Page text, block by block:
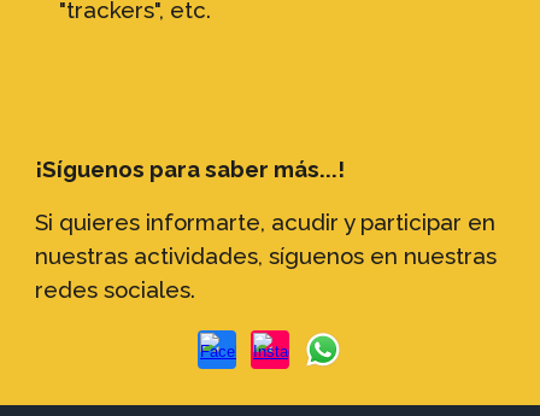
"trackers", etc.
¡Síguenos para saber más...!
Si quieres informarte, acudir y participar en
nuestras actividades, síguenos en nuestras
redes sociales.